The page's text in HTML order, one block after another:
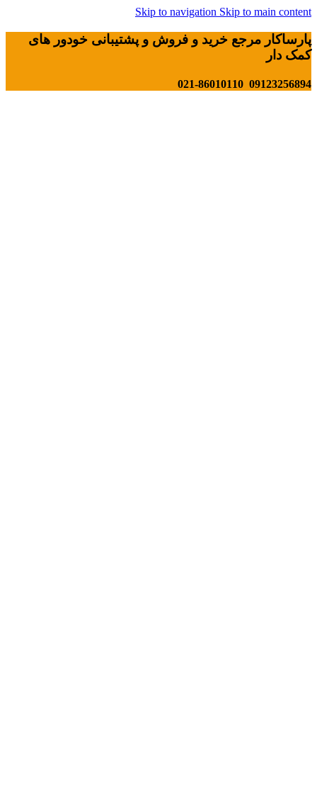
Skip to navigation Skip to main content
پارساکار مرجع خرید و فروش و پشتیبانی خودور های
کمک دار
09123256894 021-86010110